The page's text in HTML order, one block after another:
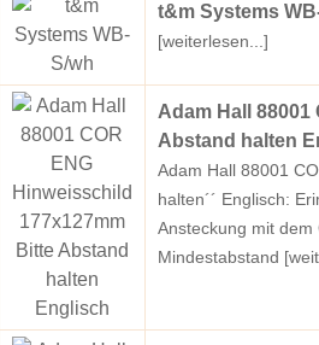
t&m Systems
[weiterlesen...]
Adam Hall 88001
Abstand halten
Adam Hall 88001
halten´´ Englisch:
Ansteckung mit
Mindestabstand